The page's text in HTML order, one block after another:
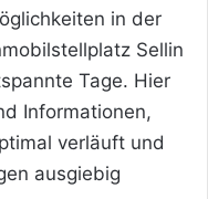
in der
Sellin
Tage. Hier
Informationen,
verläuft und
ausgiebig